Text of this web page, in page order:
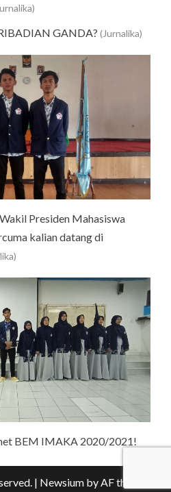
GANDA? (Jurnalika)
Presiden Mahasiswa
kalian datang di
BEM IMAKA 2020/2021!
| Newsium by AF themes.